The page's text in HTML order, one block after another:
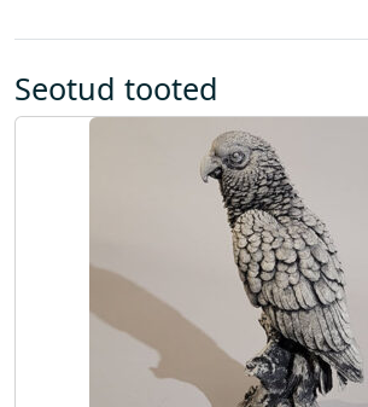
Seotud tooted